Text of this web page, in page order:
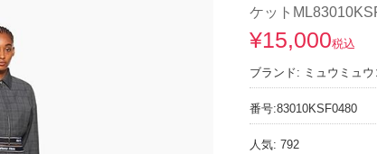
ケット
¥15,000税込
ブランド: ミュウミュ
番号:83010KSF0480
人気: 792